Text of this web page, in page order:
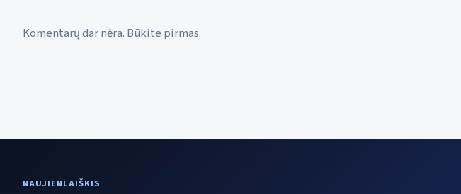
Komentarų dar nėra. Būkite pirmas.
NAUJIENLAIŠKIS